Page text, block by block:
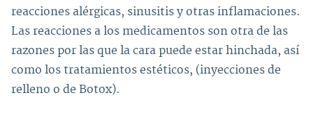
reacciones alérgicas, sinusitis y otras inflamaciones.
Las reacciones a los medicamentos son otra de las
razones por las que la cara puede estar hinchada, así
como los tratamientos estéticos, (inyecciones de
relleno o de Botox).